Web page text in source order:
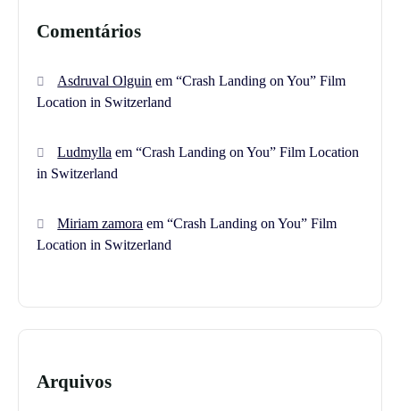
Comentários
Asdruval Olguin em“Crash Landing on You” Film
Location in Switzerland
Ludmylla em“Crash Landing on You” Film Location
in Switzerland
Miriam zamora em“Crash Landing on You” Film
Location in Switzerland
Arquivos